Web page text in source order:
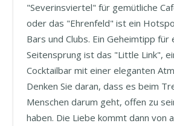
"Severinsviertel" für gemütliche
oder das "Ehrenfeld" ist ein
Bars und Clubs. Ein Geheimtipp für
Seitensprung ist das "Little Link",
Cocktailbar mit einer eleganten
Denken Sie daran, dass es beim
Menschen darum geht, offen zu
haben. Die Liebe kommt dann von